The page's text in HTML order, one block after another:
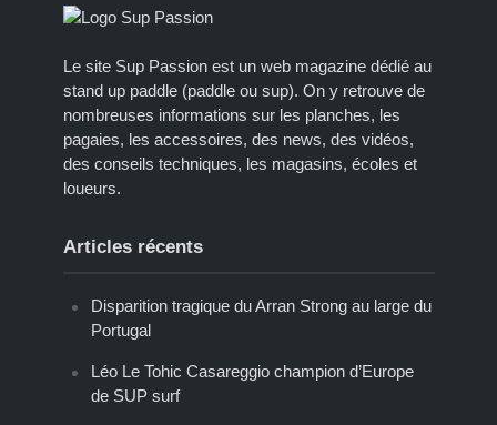
Le site Sup Passion est un web magazine dédié au
stand up paddle (paddle ou sup). On y retrouve de
nombreuses informations sur les planches, les
pagaies, les accessoires, des news, des vidéos,
des conseils techniques, les magasins, écoles et
loueurs.
Articles récents
Disparition tragique du Arran Strong au large du
Portugal
Léo Le Tohic Casareggio champion d’Europe
de SUP surf